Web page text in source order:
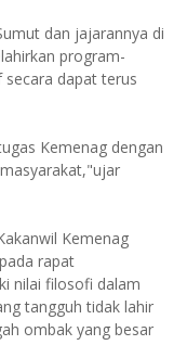
dan jajarannya di
program-
dapat terus
Kemenag dengan
Kemenag
rapat
nilai filosofi dalam
tangguh tidak lahir
ombak yang besar